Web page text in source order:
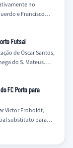
no
e Francisco
Futsal
de Óscar Santos,
do S. Mateus.
FC Porto para
Victor Froholdt,
substituto para